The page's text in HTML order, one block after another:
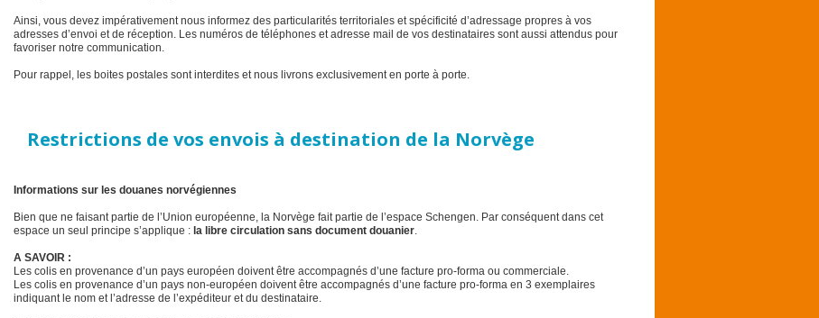
Ainsi, vous devez impérativement nous informez des particularités territoriales et spécificité d’adressage propres à vos
adresses d’envoi et de réception. Les numéros de téléphones et adresse mail de vos destinataires sont aussi attendus pour
favoriser notre communication.
Pour rappel, les boites postales sont interdites et nous livrons exclusivement en porte à porte.
Restrictions de vos envois à destination de la Norvège
Informations sur les douanes norvégiennes
Bien que ne faisant partie de l’Union européenne, la Norvège fait partie de l’espace Schengen. Par conséquent dans cet
espace un seul principe s’applique : la libre circulation sans document douanier.
A SAVOIR :
Les colis en provenance d’un pays européen doivent être accompagnés d’une facture pro-forma ou commerciale.
Les colis en provenance d’un pays non-européen doivent être accompagnés d’une facture pro-forma en 3 exemplaires
indiquant le nom et l’adresse de l’expéditeur et du destinataire.